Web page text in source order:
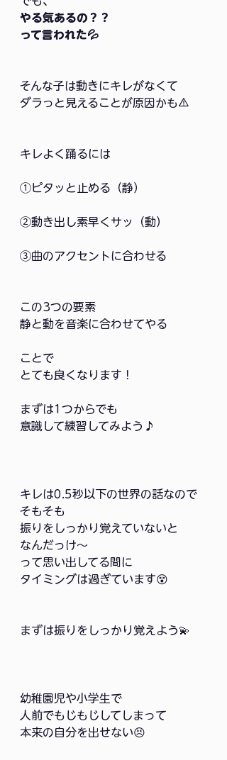
やる気あるの？？
って言われた💦
そんな子は動きにキレがなくて
ダラっと見えることが原因かも⚠️
キレよく踊るには
①ピタッと止める（静）
②動き出し素早くサッ（動）
③曲のアクセントに合わせる
この3つの要素
静と動を音楽に合わせてやる
ことで
とても良くなります！
まずは1つからでも
意識して練習してみよう♪
キレは0.5秒以下の世界の話なので
そもそも
振りをしっかり覚えていないと
なんだっけ〜
って思い出してる間に
タイミングは過ぎています😵
まずは振りをしっかり覚えよう💫
幼稚園児や小学生で
人前でもじもじしてしまって
本来の自分を出せない😣